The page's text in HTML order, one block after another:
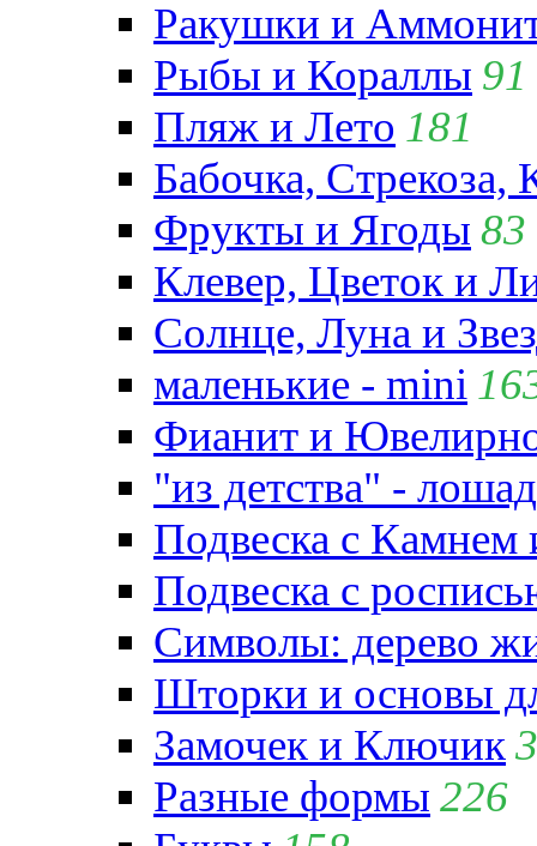
Ракушки и
Рыбы и Кораллы 91
Пляж и Лето 181
Бабочка,
Фрукты и Ягоды 83
Клевер, Цветок и
Солнце, Луна и
маленькие - mini
Фианит и
"из детства" -
Подвеска с
Подвеска с
Символы: дерево
Шторки и основы
Замочек и Ключик
Разные формы 226